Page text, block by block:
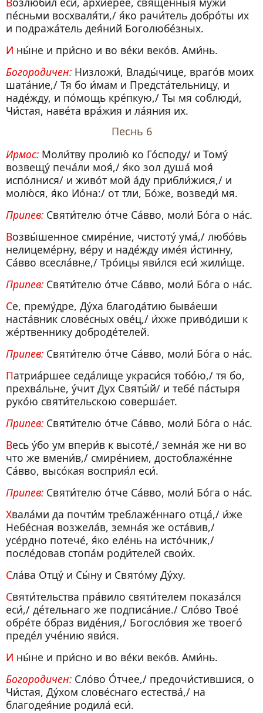
пе́сньми восхваля́ти,/ я́ко рачи́тель добро́ты их
и подража́тель дея́ний Боголюбе́зных.
И ны́не и при́сно и во ве́ки веко́в. Ами́нь.
Богородичен: Низложи́, Влады́чице, враго́в моих
шата́ние,/ Тя бо и́мам и Предста́тельницу, и
наде́жду, и по́мощь кре́пкую,/ Ты мя соблюди́,
Чи́стая, наве́та вра́жия и ла́яния их.
Песнь 6
Ирмос: Моли́тву пролию́ ко Го́споду/ и Тому́
возвещу́ печа́ли моя́,/ я́ко зол душа́ моя́
испо́лнися/ и живо́т мой а́ду прибли́жися,/ и
молю́ся, я́ко Ио́на:/ от тли, Бо́же, возведи́ мя.
Припев: Святи́телю о́тче Са́вво, моли́ Бо́га о на́с.
Возвы́шенное смире́ние, чистоту́ ума́,/ любо́вь
нелицеме́рну, ве́ру и наде́жду име́я и́стинну,
Са́вво всесла́вне,/ Тро́ицы яви́лся еси́ жили́ще.
Припев: Святи́телю о́тче Са́вво, моли́ Бо́га о на́с.
Се, прему́дре, Ду́ха благода́тию быва́еши
наста́вник слове́сных ове́ц,/ и́хже приво́диши к
же́ртвеннику доброде́телей.
Припев: Святи́телю о́тче Са́вво, моли́ Бо́га о на́с.
Патриа́ршее седа́лище украси́ся тобо́ю,/ тя бо,
прехва́льне, у́чит Дух Святы́й/ и тебе́ па́стыря
руко́ю святи́тельскою соверша́ет.
Припев: Святи́телю о́тче Са́вво, моли́ Бо́га о на́с.
Весь у́бо ум впери́в к высоте́,/ земна́я же ни во
что же вмени́в,/ смире́нием, достоблаже́нне
Са́вво, высо́кая восприя́л еси́.
Припев: Святи́телю о́тче Са́вво, моли́ Бо́га о на́с.
Хвала́ми да почти́м треблаже́ннаго отца́,/ и́же
Небе́сная возжела́в, земна́я же оста́вив,/
усе́рдно потече́, я́ко еле́нь на исто́чник,/
после́довав стопа́м роди́телей свои́х.
Сла́ва Отцу́ и Сы́ну и Свято́му Ду́ху.
Святи́тельства пра́вило святи́телем показа́лся
еси́,/ де́тельнаго же подписа́ние./ Сло́во Твое́
обре́те о́браз виде́ния,/ Богосло́вия же твоего́
преде́л уче́нию яви́ся.
И ны́не и при́сно и во ве́ки веко́в. Ами́нь.
Богородичен: Сло́во О́тчее,/ предочи́стившися, о
Чи́стая, Ду́хом слове́снаго естества́,/ на
благодея́ние родила́ еси́.